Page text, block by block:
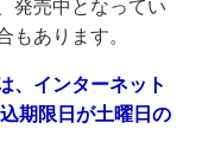
発売中となってい
もあります。
、インターネット
期限日が土曜日の